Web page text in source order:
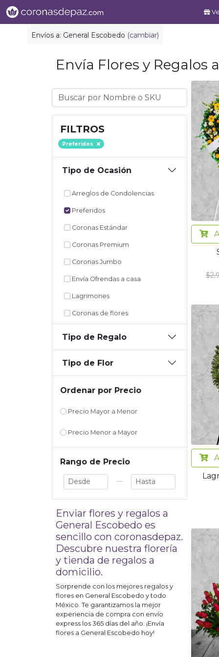
Envíos a: General Escobedo (cambiar)
Envía Flores y Regalos
FILTROS
Preferidos
Tipo de Ocasión
Arreglos de Condolencias
Preferidos
Coronas Estándar
Coronas Premium
Coronas Jumbo
Envía Ofrendas a casa
Lagrimones
Coronas de flores
Tipo de Regalo
Tipo de Flor
Ordenar por Precio
Precio Mayor a Menor
Precio Menor a Mayor
Rango de Precio
—
Enviar flores y regalos a
General Escobedo es
sencillo con coronasdepaz.
Descubre nuestra florería
y tienda de regalos a
domicilio.
Sorprende con los mejores regalos y
flores en General Escobedo y todo
México. Te garantizamos la mejor
experiencia de compra con envío
express los 365 días del año. ¡Envía
flores a General Escobedo hoy!